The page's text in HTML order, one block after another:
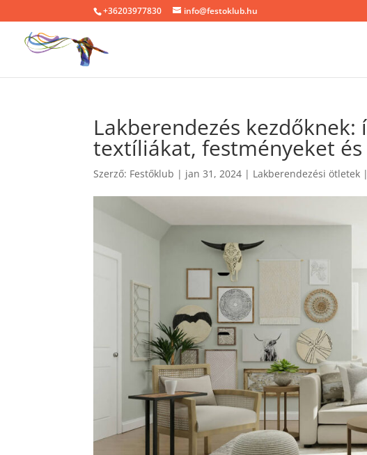
+36203977830 info@festoklub.hu
Lakberendezés kezdőknek:
textíliákat, festményeket
Szerző: Festőklub | jan 31, 2024 | Lakberendezési ötletek |